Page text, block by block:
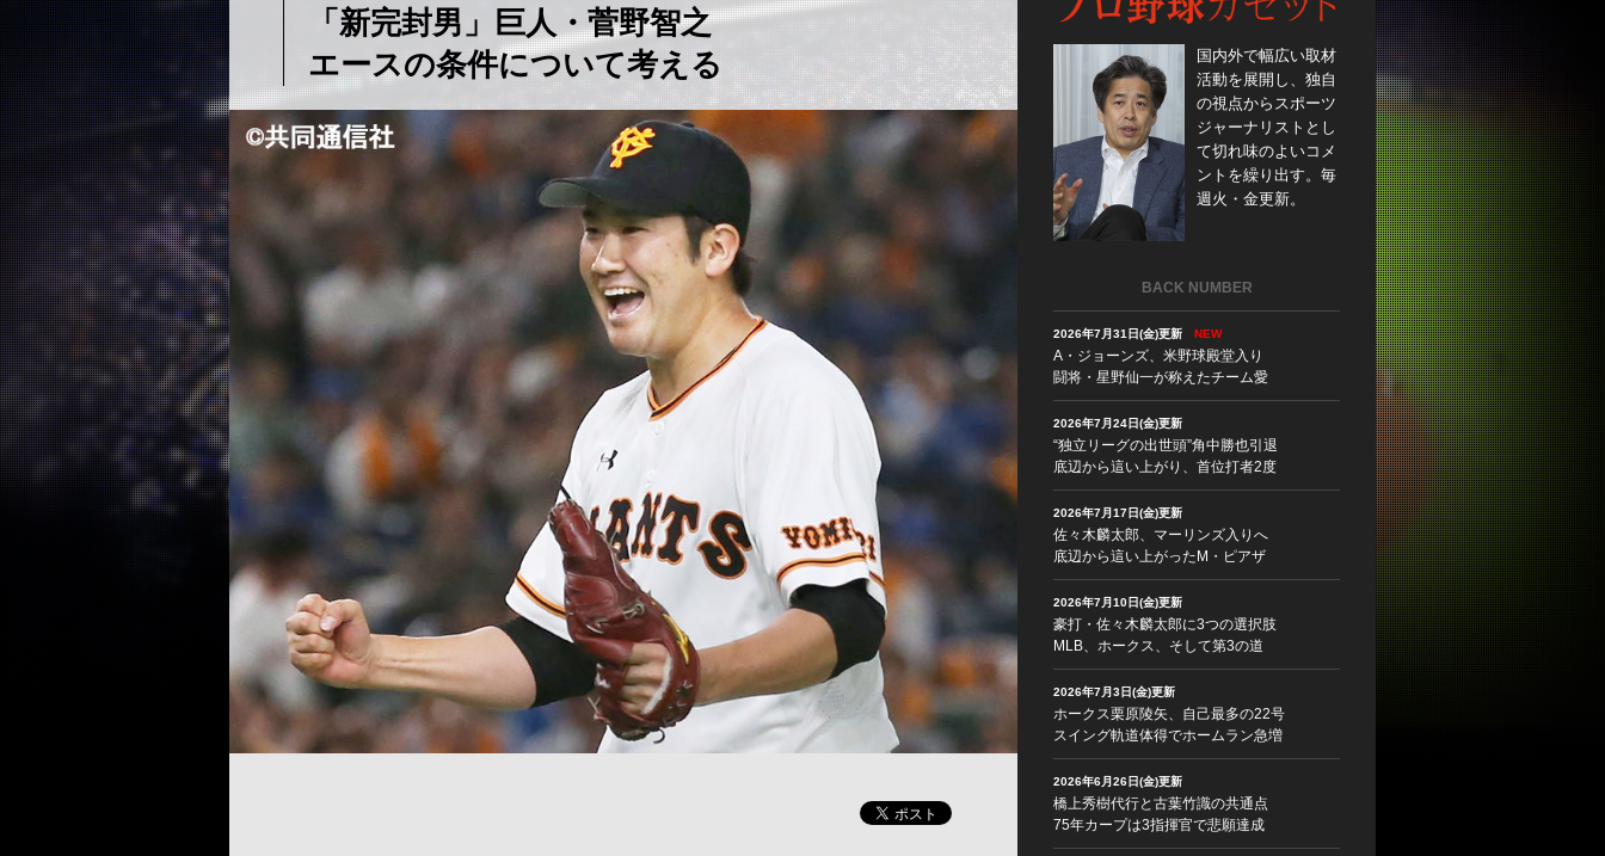
「新完封男」巨人・菅野智之
エースの条件について考える
国内外で幅広い取材
活動を展開し、独自
の視点からスポーツ
ジャーナリストとし
て切れ味のよいコメ
ントを繰り出す。毎
週火・金更新。
BACK NUMBER
2026年7月31日(金)更新 NEW
A・ジョーンズ、米野球殿堂入り
闘将・星野仙一が称えたチーム愛
2026年7月24日(金)更新
“独立リーグの出世頭”角中勝也引退
底辺から這い上がり、首位打者2度
2026年7月17日(金)更新
佐々木麟太郎、マーリンズ入りへ
底辺から這い上がったM・ピアザ
2026年7月10日(金)更新
豪打・佐々木麟太郎に3つの選択肢
MLB、ホークス、そして第3の道
2026年7月3日(金)更新
ホークス栗原陵矢、自己最多の22号
スイング軌道体得でホームラン急増
2026年6月26日(金)更新
橋上秀樹代行と古葉竹識の共通点
75年カープは3指揮官で悲願達成